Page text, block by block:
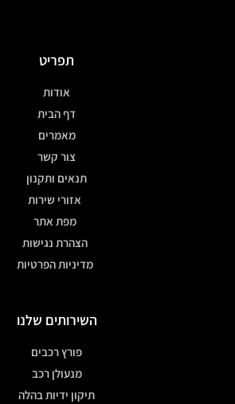
תפריט
אודות
דף הבית
מאמרים
צור קשר
תנאים ותקנון
אזורי שירות
מפת אתר
הצהרת נגישות
מדיניות הפרטיות
השירותים שלנו
פורץ רכבים
מנעולן רכב
תיקון ידיות בהלה